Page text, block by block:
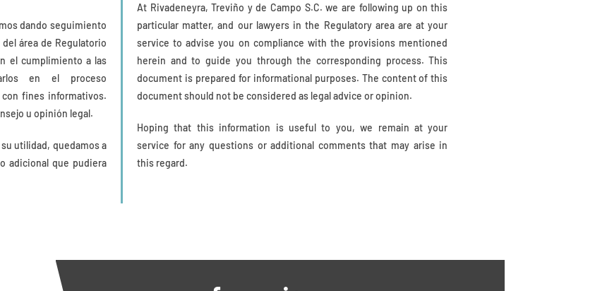
dando seguimiento
área de Regulatorio
el cumplimiento a las
en el proceso
fines informativos.
u opinión legal.
utilidad, quedamos a
adicional que pudiera
At Rivadeneyra, Treviño y de Campo S.C. we are following up on this
particular matter, and our lawyers in the Regulatory area are at your
service to advise you on compliance with the provisions mentioned
herein and to guide you through the corresponding process. This
document is prepared for informational purposes. The content of this
document should not be considered as legal advice or opinion.
Hoping that this information is useful to you, we remain at your
service for any questions or additional comments that may arise in
this regard.